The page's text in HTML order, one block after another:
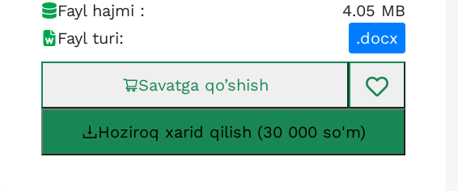
Fayl hajmi :
4.05 MB
Fayl turi:
.docx
Savatga qo’shish
Hoziroq xarid qilish (30 000 so'm)